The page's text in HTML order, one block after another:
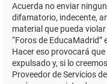
Acuerda no enviar
difamatorio, indecente,
material que pueda
“Foros de
Hacer eso provocará
expulsado y, si lo
Proveedor de Servicios